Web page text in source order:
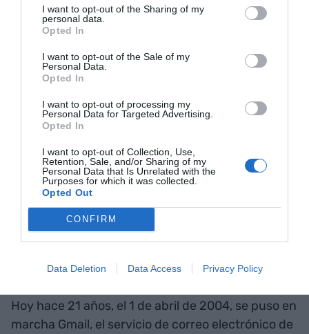
I want to opt-out of the Sharing of my
personal data.
Opted In
I want to opt-out of the Sale of my
Personal Data.
Opted In
I want to opt-out of processing my
Personal Data for Targeted Advertising.
Opted In
I want to opt-out of Collection, Use,
Retention, Sale, and/or Sharing of my
Personal Data that Is Unrelated with the
Purposes for which it was collected.
Opted Out
CONFIRM
Data Deletion Data Access Privacy Policy
nuestros derechos.
2 de abril: El cerebro y la memoria
"El cerebro se inventó para salir de casa, y la
memoria para volver a casa”.
Jorge Wagensberg (1948-2018)
Físico, profesor de Teoría de los procesos
irreversibles
1 de abril: Por muchos años, Gmail
Hoy hace 21 años, el 1 de abril de 2004, se puso en
marcha Gmail, el servicio de correo electrónico de